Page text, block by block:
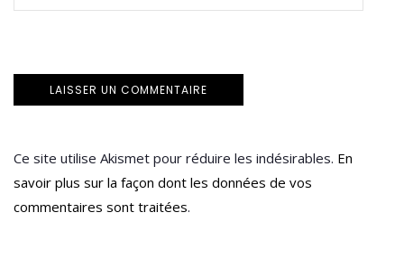
Ce site utilise Akismet pour réduire les indésirables. En
savoir plus sur la façon dont les données de vos
commentaires sont traitées.